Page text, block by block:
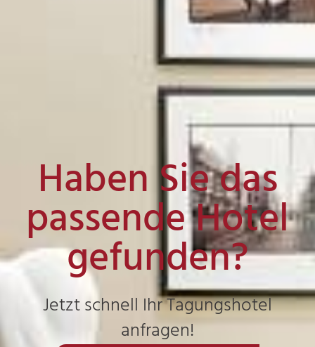
Haben Sie das
passende Hotel
gefunden?
Jetzt schnell Ihr Tagungshotel
anfragen!